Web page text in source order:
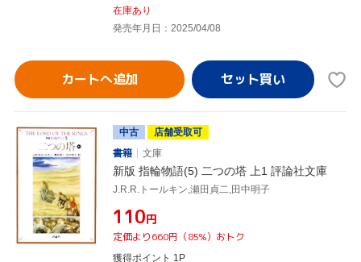
在庫あり
発売年月日：2025/04/08
カートへ追加
中古
店舗受取可
書籍
文庫
新版 指輪物語(5) 二つの塔 上1 評論社文庫
J.R.R.トールキン,瀬田貞二,田中明子
¥110円
定価より660円（85%）おトク
獲得ポイント 1P